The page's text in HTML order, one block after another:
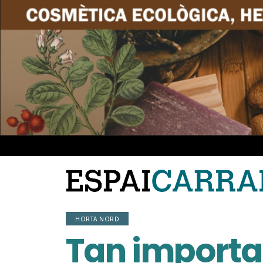
HORTA NORD
Tan